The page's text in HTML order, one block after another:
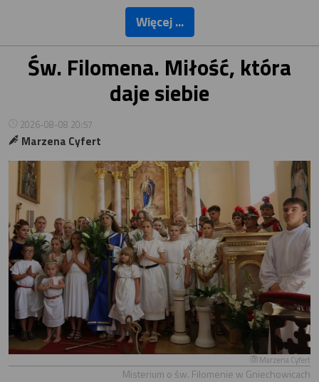
Więcej ...
Św. Filomena. Miłość, która
daje siebie
2026-08-08 20:57
Marzena Cyfert
Marzena Cyfert
Misterium o św. Filomenie w Gniechowicach